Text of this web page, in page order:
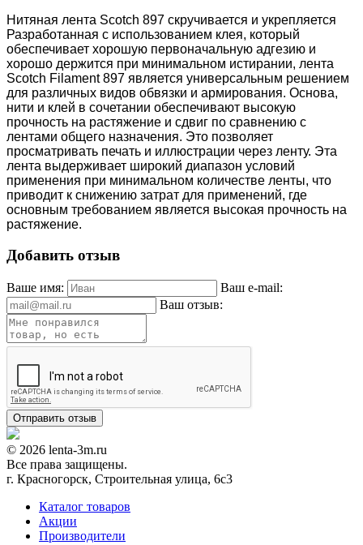
Нитяная лента Scotch 897 скручивается и укрепляется
Разработанная с использованием клея, который
обеспечивает хорошую первоначальную адгезию и
хорошо держится при минимальном истирании, лента
Scotch Filament 897 является универсальным решением
для различных видов обвязки и армирования. Основа,
нити и клей в сочетании обеспечивают высокую
прочность на растяжение и сдвиг по сравнению с
лентами общего назначения. Это позволяет
просматривать печать и иллюстрации через ленту. Эта
лента выдерживает широкий диапазон условий
применения при минимальном количестве ленты, что
приводит к снижению затрат для применений, где
основным требованием является высокая прочность на
растяжение.
Добавить отзыв
Ваше имя:
Ваш e-mail:
Ваш отзыв:
© 2026 lenta-3m.ru
Все права защищены.
г. Красногорск, Строительная улица, 6с3
Каталог товаров
Акции
Производители